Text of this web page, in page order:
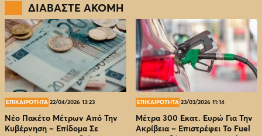
ΔΙΑΒΑΣΤΕ ΑΚΟΜΗ
ΕΠΙΚΑΙΡΟΤΗΤΑ 22/04/2026 13:23
Νέο Πακέτο Μέτρων Από Την
Κυβέρνηση – Επίδομα Σε
ΕΠΙΚΑΙΡΟΤΗΤΑ 23/03/2026 11:14
Μέτρα 300 Εκατ. Ευρώ Για Την
Ακρίβεια – Επιστρέφει Το Fuel